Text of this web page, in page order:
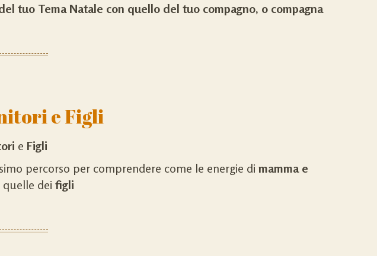
tuo Tema Natale con quello del tuo compagno, o compagna
e Figli
e Figli
percorso per comprendere come le energie di mamma e
dei figli